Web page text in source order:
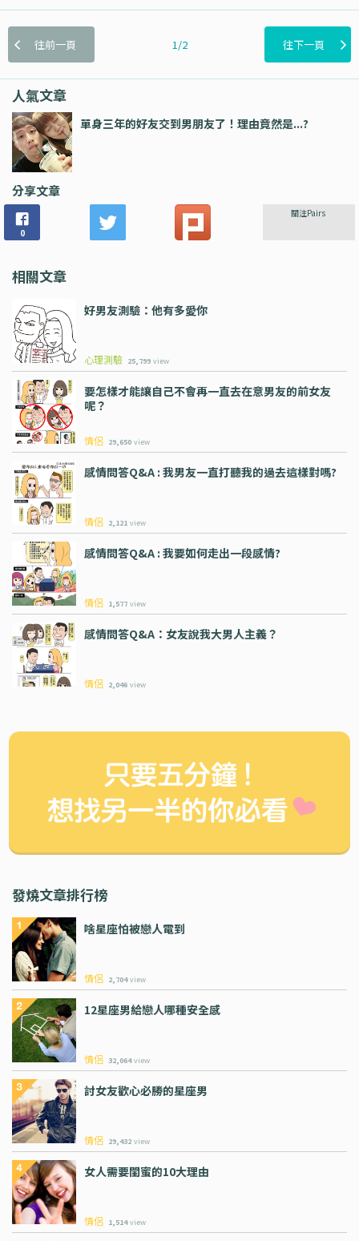
往前一頁 1/2 往下一頁
人氣文章
單身三年的好友交到男朋友了！理由竟然是...?
分享文章
0
關注Pairs
相關文章
好男友測驗：他有多愛你
心理測驗 25,799 view
要怎樣才能讓自己不會再一直去在意男友的前女友
呢？
情侶 29,650 view
感情問答Q&A : 我男友一直打聽我的過去這樣對嗎?
情侶 2,121 view
感情問答Q&A : 我要如何走出一段感情?
情侶 1,577 view
感情問答Q&A：女友說我大男人主義？
情侶 2,046 view
發燒文章排行榜
啥星座怕被戀人電到
情侶 2,704 view
12星座男給戀人哪種安全感
情侶 32,064 view
討女友歡心必勝的星座男
情侶 29,432 view
女人需要閨蜜的10大理由
情侶 1,514 view